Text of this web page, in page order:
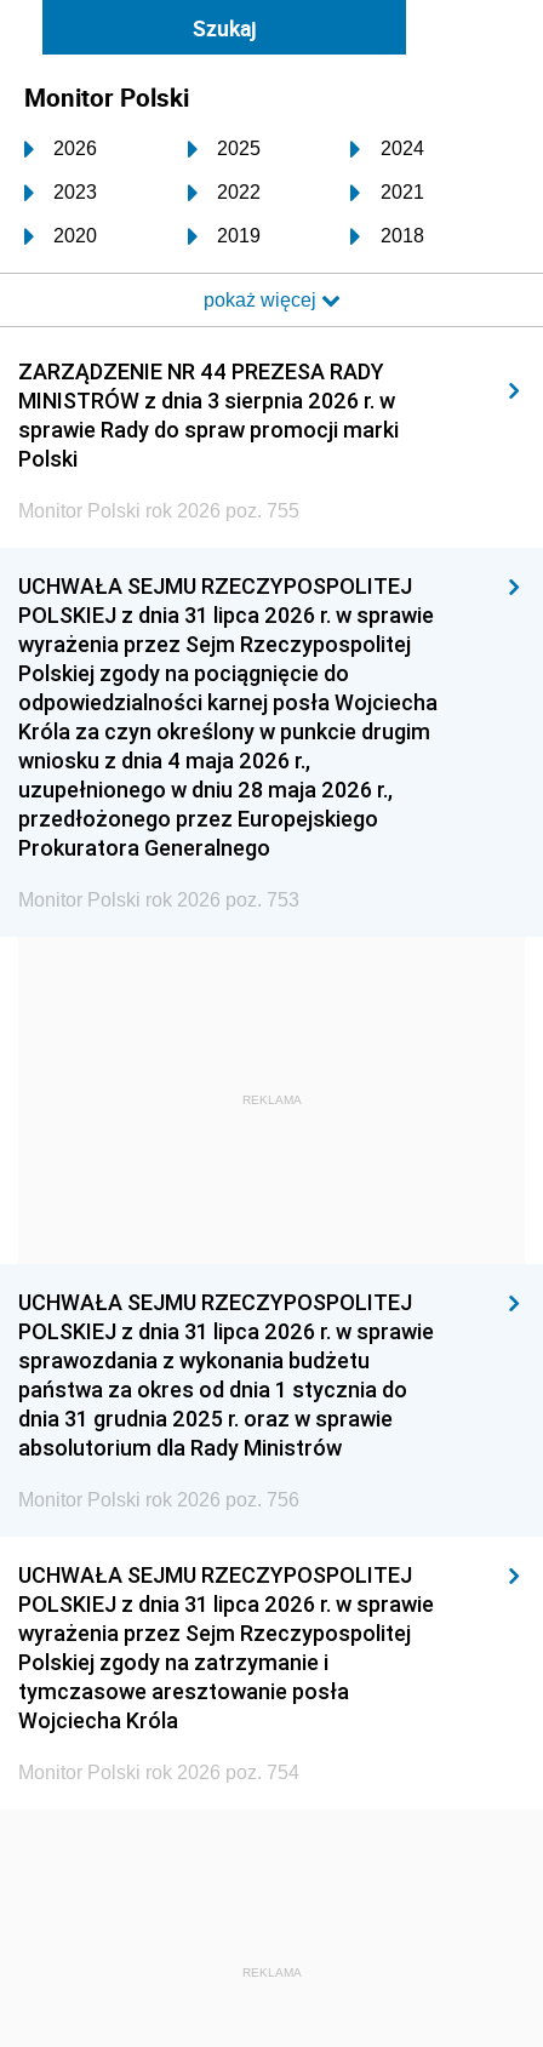
Monitor Polski
2026 2025 2024
2023 2022 2021
2020 2019 2018
2017 2016 2015
2014 2013 2012
2011 2010 2009
2008 2007 2006
2005
1996 1995 1994
1993 1992 1991
1990 1989
1987 1986 1985
1984 1983
1981 1980 1979
1978 1977
1975 1974
1959
1939 1938 1937
1936 1930
pokaż więcej
ZARZĄDZENIE NR 44 PREZESA RADY
MINISTRÓW z dnia 3 sierpnia 2026 r. w
sprawie Rady do spraw promocji marki
Polski
Monitor Polski rok 2026 poz. 755
UCHWAŁA SEJMU RZECZYPOSPOLITEJ
POLSKIEJ z dnia 31 lipca 2026 r. w sprawie
wyrażenia przez Sejm Rzeczypospolitej
Polskiej zgody na pociągnięcie do
odpowiedzialności karnej posła Wojciecha
Króla za czyn określony w punkcie drugim
wniosku z dnia 4 maja 2026 r.,
uzupełnionego w dniu 28 maja 2026 r.,
przedłożonego przez Europejskiego
Prokuratora Generalnego
Monitor Polski rok 2026 poz. 753
REKLAMA
UCHWAŁA SEJMU RZECZYPOSPOLITEJ
POLSKIEJ z dnia 31 lipca 2026 r. w sprawie
sprawozdania z wykonania budżetu
państwa za okres od dnia 1 stycznia do
dnia 31 grudnia 2025 r. oraz w sprawie
absolutorium dla Rady Ministrów
Monitor Polski rok 2026 poz. 756
UCHWAŁA SEJMU RZECZYPOSPOLITEJ
POLSKIEJ z dnia 31 lipca 2026 r. w sprawie
wyrażenia przez Sejm Rzeczypospolitej
Polskiej zgody na zatrzymanie i
tymczasowe aresztowanie posła
Wojciecha Króla
Monitor Polski rok 2026 poz. 754
REKLAMA